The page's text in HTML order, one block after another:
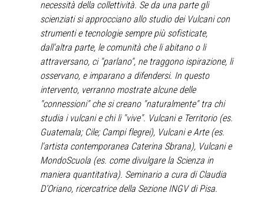
necessità della collettività. Se da una parte gli
scienziati si approcciano allo studio dei Vulcani con
strumenti e tecnologie sempre più sofisticate,
dall'altra parte, le comunità che li abitano o li
attraversano, ci "parlano", ne traggono ispirazione, li
osservano, e imparano a difendersi. In questo
intervento, verranno mostrate alcune delle
"connessioni" che si creano "naturalmente" tra chi
studia i vulcani e chi li "vive". Vulcani e Territorio (es.
Guatemala; Cile; Campi flegrei), Vulcani e Arte (es.
l'artista contemporanea Caterina Sbrana), Vulcani e
MondoScuola (es. come divulgare la Scienza in
maniera quantitativa). Seminario a cura di Claudia
D’Oriano, ricercatrice della Sezione INGV di Pisa.